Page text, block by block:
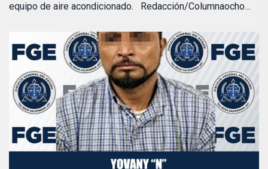
equipo de aire acondicionado. Redacción/Columnaocho…